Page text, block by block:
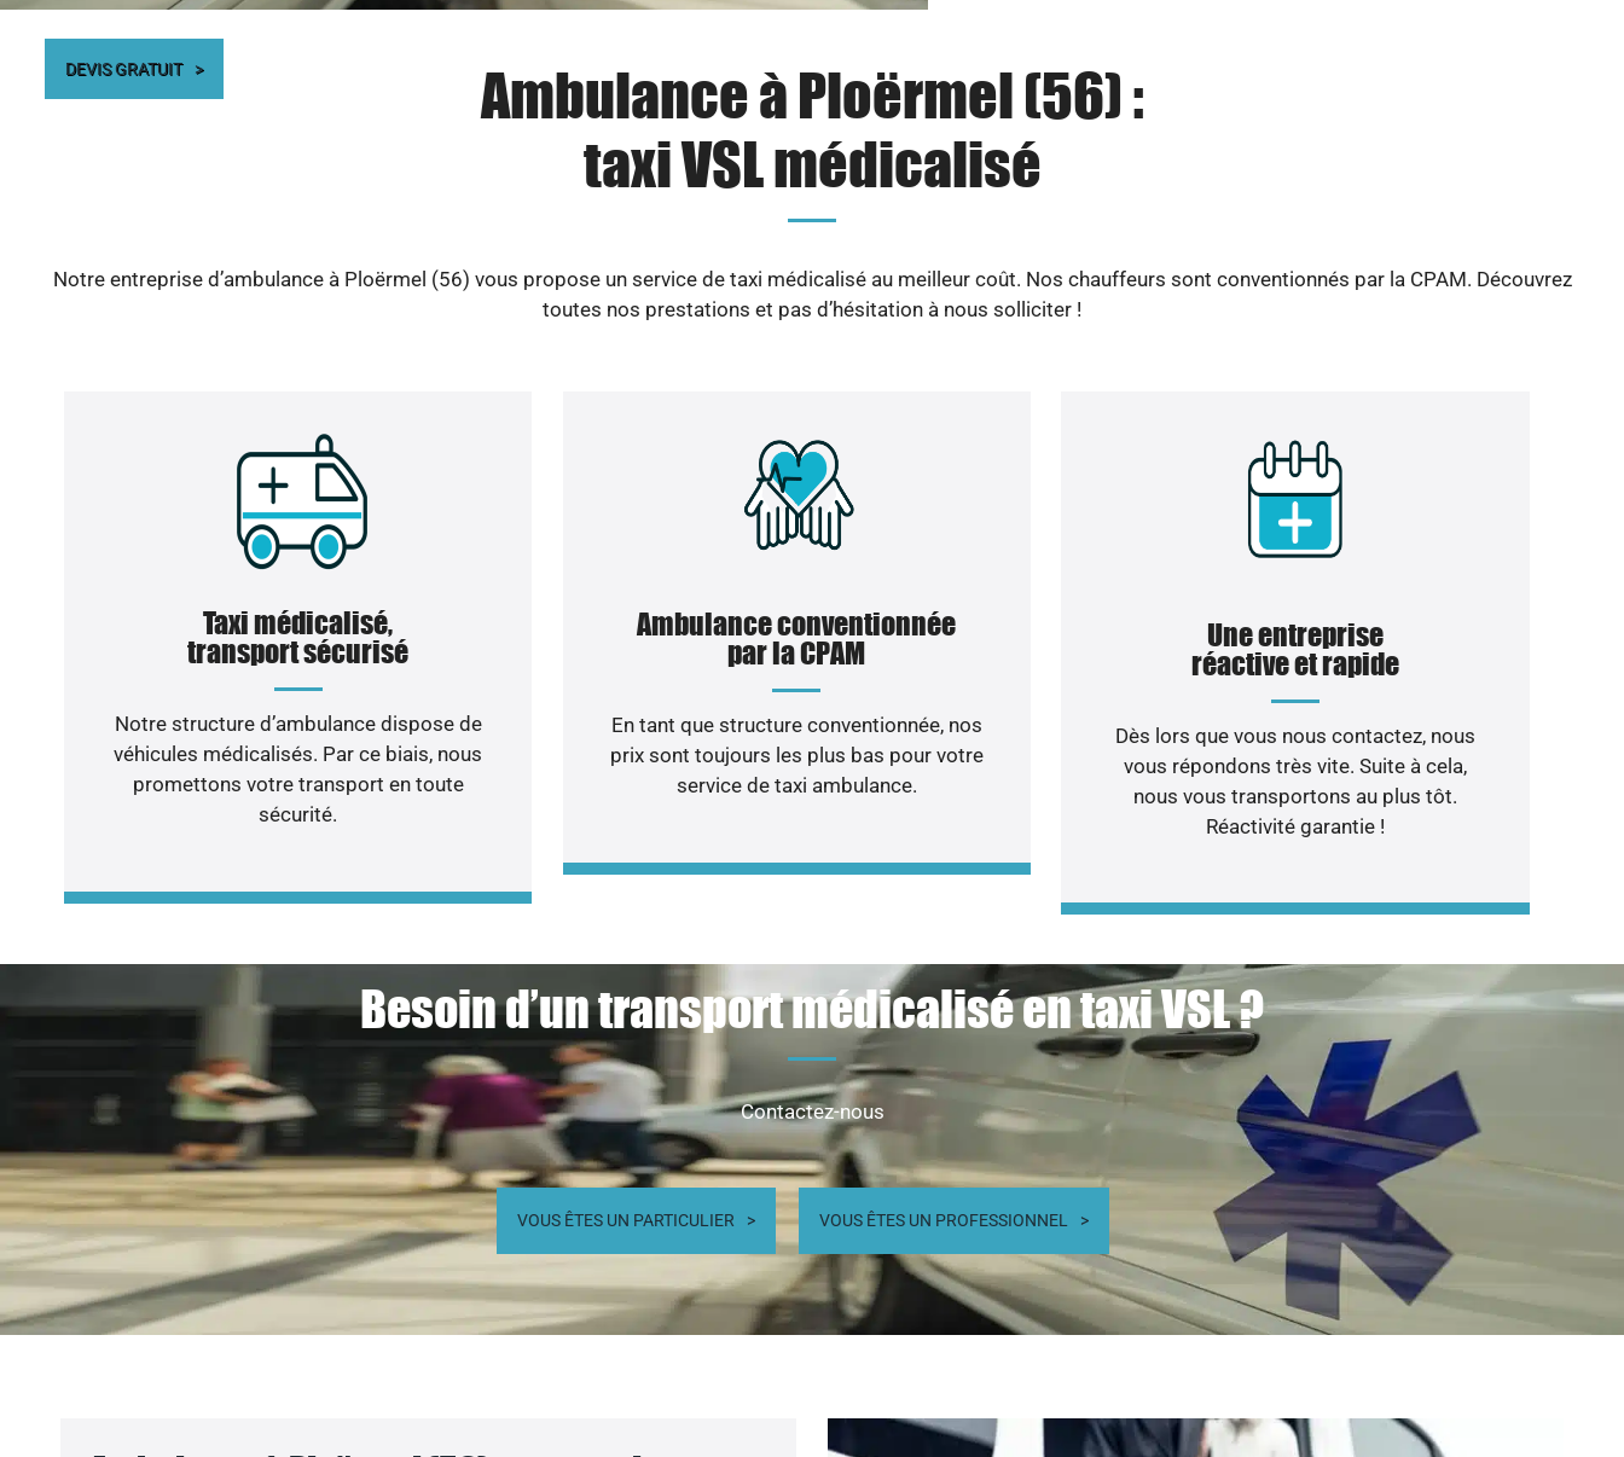
DEVIS GRATUIT
Ambulance à Ploërmel (56) :
taxi VSL médicalisé
Notre entreprise d’ambulance à Ploërmel (56) vous propose un service de taxi médicalisé au meilleur coût. Nos chauffeurs sont conventionnés par la CPAM. Découvrez
toutes nos prestations et pas d’hésitation à nous solliciter !
Taxi médicalisé,
transport sécurisé
Notre structure d’ambulance dispose de
véhicules médicalisés. Par ce biais, nous
promettons votre transport en toute
sécurité.
Ambulance conventionnée
par la CPAM
En tant que structure conventionnée, nos
prix sont toujours les plus bas pour votre
service de taxi ambulance.
Une entreprise
réactive et rapide
Dès lors que vous nous contactez, nous
vous répondons très vite. Suite à cela,
nous vous transportons au plus tôt.
Réactivité garantie !
Besoin d’un transport médicalisé en taxi VSL ?
Contactez-nous
VOUS ÊTES UN PARTICULIER VOUS ÊTES UN PROFESSIONNEL